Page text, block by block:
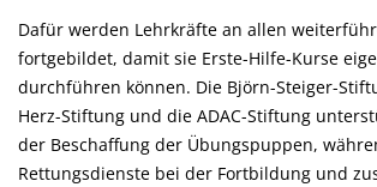
Dafür werden Lehrkräfte an allen
fortgebildet, damit sie Erste-Hilfe-Kurse
durchführen können. Die Björn-Steiger-
Herz-Stiftung und die ADAC-Stiftung
der Beschaffung der Übungspuppen,
Rettungsdienste bei der Fortbildung und